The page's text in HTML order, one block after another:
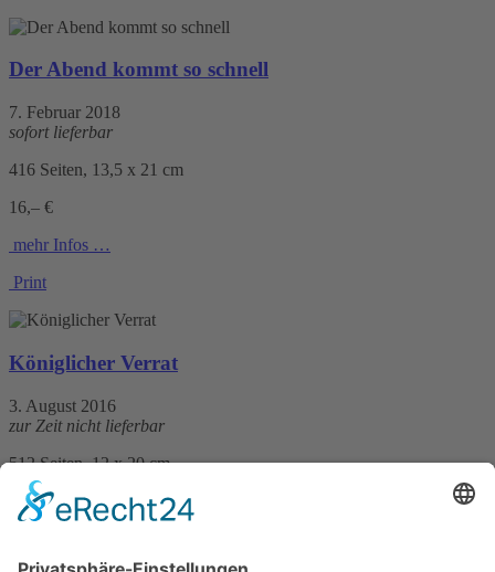
Der Abend kommt so schnell
7. Februar 2018
sofort lieferbar
416 Seiten, 13,5 x 21 cm
16,– €
mehr Infos …
Print
Königlicher Verrat
3. August 2016
zur Zeit nicht lieferbar
512 Seiten, 12 x 20 cm
12,99 €